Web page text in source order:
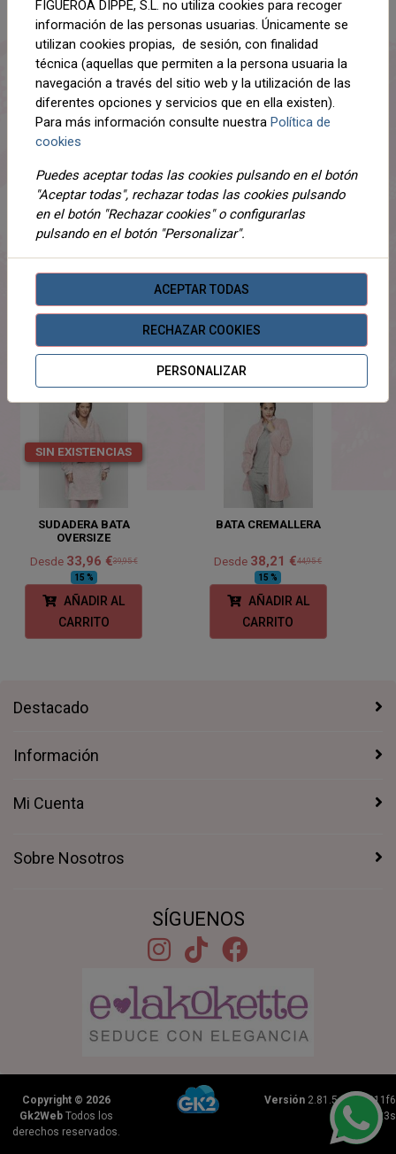
Compartir
DETALLES
ADJUNTOS
OPINIONES
¡Este producto no tiene descripción!
PRODUCTOSRELACIONADOS
SIN EXISTENCIAS
SUDADERA BATA
OVERSIZE
Desde 33,96 €39,95 €
15 %
AÑADIR AL
CARRITO
BATA CREMALLERA
Desde 38,21 €44,95 €
15 %
AÑADIR AL
CARRITO
Destacado
Información
Mi Cuenta
Sobre Nosotros
SÍGUENOS
Copyright © 2026
Gk2WebTodos los
derechos reservados.
Versión2.81.5+1b46211f6
0.2223s
FIGUEROA DIPPE, S.L. no utiliza cookies para recoger
información de las personas usuarias. Únicamente se
utilizan cookies propias, de sesión, con finalidad
técnica (aquellas que permiten a la persona usuaria la
navegación a través del sitio web y la utilización de las
diferentes opciones y servicios que en ella existen).
Para más información consulte nuestra Política de
cookies
Puedes aceptar todas las cookies pulsando en el botón
"Aceptar todas", rechazar todas las cookies pulsando
en el botón "Rechazar cookies" o configurarlas
pulsando en el botón "Personalizar".
ACEPTAR TODAS
RECHAZAR COOKIES
PERSONALIZAR